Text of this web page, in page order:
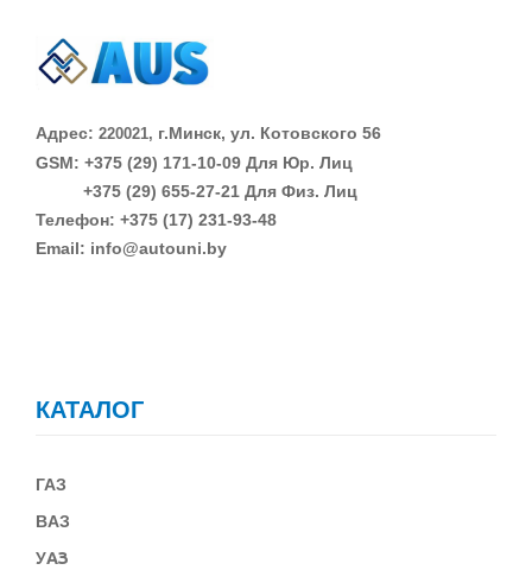
Адрес: 220021, г.Минск, ул. Котовского 56
GSM: +375 (29) 171-10-09 Для Юр. Лиц
+375 (29) 655-27-21 Для Физ. Лиц
Телефон: +375 (17) 231-93-48
Email: info@autouni.by
КАТАЛОГ
ГАЗ
ВАЗ
УАЗ